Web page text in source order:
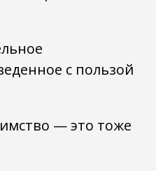
с пользой
— это тоже